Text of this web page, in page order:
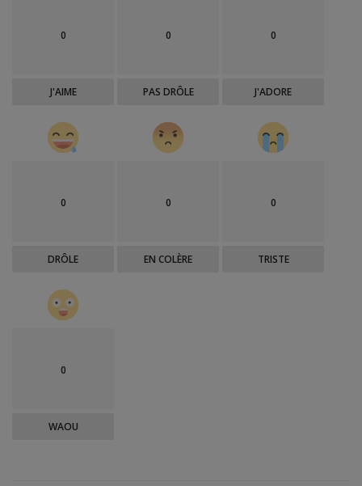
0
J'AIME
0
PAS DRÔLE
0
J'ADORE
0
DRÔLE
0
EN COLÈRE
0
TRISTE
0
WAOU